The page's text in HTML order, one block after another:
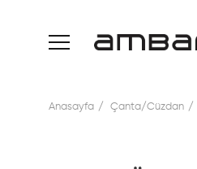
Anasayfa Çanta/Cüzdan